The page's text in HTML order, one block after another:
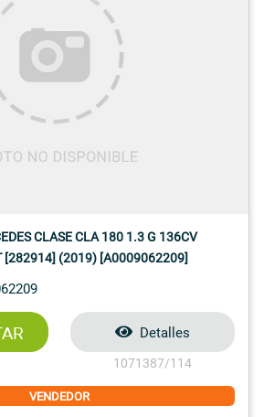
CLASE CLA 180 1.3 G 136CV
[282914] (2019) [A0009062209]
Detalles
1071387/114
VENDEDOR